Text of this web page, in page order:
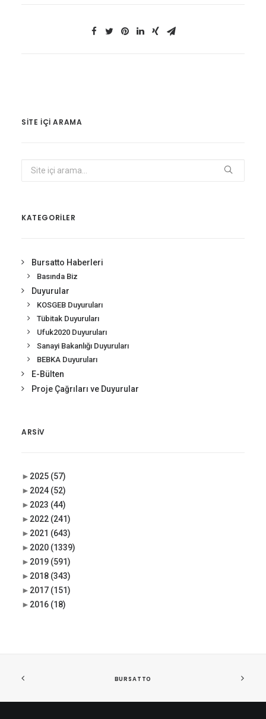
SITE IÇI ARAMA
KATEGORİLER
Bursatto Haberleri
Basında Biz
Duyurular
KOSGEB Duyuruları
Tübitak Duyuruları
Ufuk2020 Duyuruları
Sanayi Bakanlığı Duyuruları
BEBKA Duyuruları
E-Bülten
Proje Çağrıları ve Duyurular
ARSIV
► 2025 (57)
► 2024 (52)
► 2023 (44)
► 2022 (241)
► 2021 (643)
► 2020 (1339)
► 2019 (591)
► 2018 (343)
► 2017 (151)
► 2016 (18)
BURSATTO